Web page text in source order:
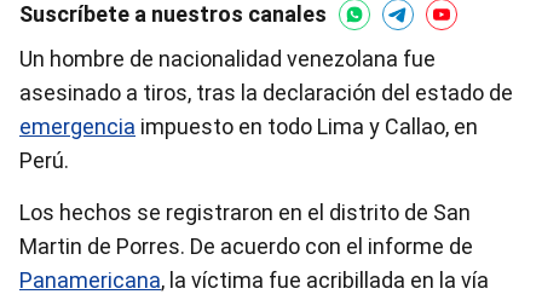
Suscríbete a nuestros canales
Un hombre de nacionalidad venezolana fue
asesinado a tiros, tras la declaración del estado de
emergencia impuesto en todo Lima y Callao, en
Perú.
Los hechos se registraron en el distrito de San
Martin de Porres. De acuerdo con el informe de
Panamericana, la víctima fue acribillada en la vía